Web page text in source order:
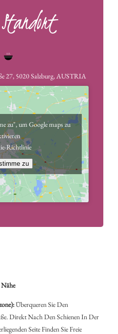
27, 5020 Salzburg,AUSTRIA
zu", um Google maps zu
Richtlinie
zu
Überqueren Sie Den
Direkt Nach Den Schienen In Der
Seite Finden Sie Freie